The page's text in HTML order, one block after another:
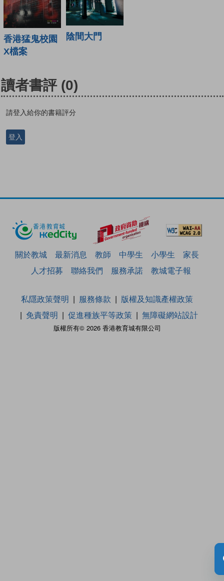
香港猛鬼校園
X檔案
陰間大門
讀者書評 (0)
請登入給你的書籍評分
登入
關於教城 最新消息 教師 中學生 小學生
家長
人才招募
聯絡我們 服務承諾 教城電子報
版權所有© 2026 香港教育城有限公司
私隱政策聲明 服務條款
版權及知識產權政策
免責聲明
促進種族平等政策 無障礙網站設計